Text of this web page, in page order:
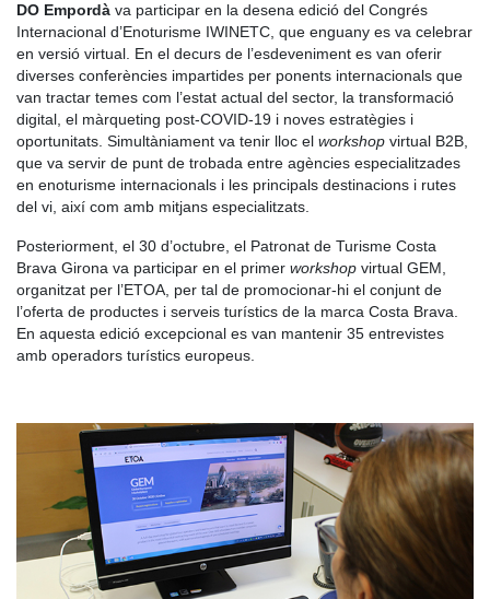
DO Empordà va participar en la desena edició del Congrés
Internacional d’Enoturisme IWINETC, que enguany es va celebrar
en versió virtual. En el decurs de l’esdeveniment es van oferir
diverses conferències impartides per ponents internacionals que
van tractar temes com l’estat actual del sector, la transformació
digital, el màrqueting post-COVID-19 i noves estratègies i
oportunitats. Simultàniament va tenir lloc el workshop virtual B2B,
que va servir de punt de trobada entre agències especialitzades
en enoturisme internacionals i les principals destinacions i rutes
del vi, així com amb mitjans especialitzats.
Posteriorment, el 30 d’octubre, el Patronat de Turisme Costa
Brava Girona va participar en el primer workshop virtual GEM,
organitzat per l’ETOA, per tal de promocionar-hi el conjunt de
l’oferta de productes i serveis turístics de la marca Costa Brava.
En aquesta edició excepcional es van mantenir 35 entrevistes
amb operadors turístics europeus.